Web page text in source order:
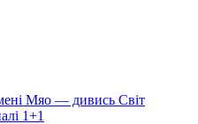
Мяо — дивись Світ
1+1